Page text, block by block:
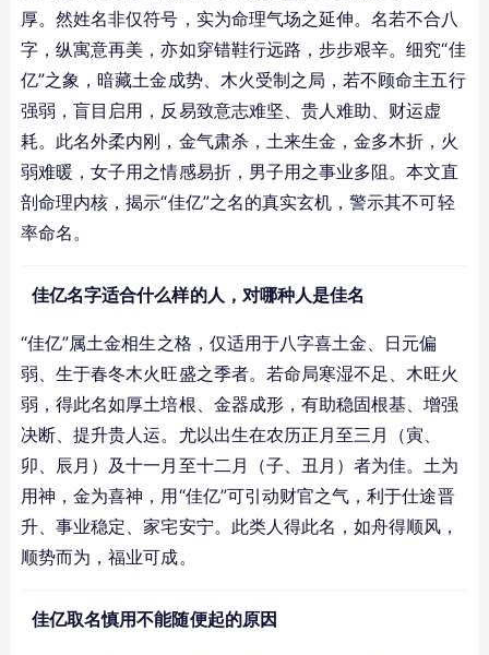
厚。然姓名非仅符号，实为命理气场之延伸。名若不合八
字，纵寓意再美，亦如穿错鞋行远路，步步艰辛。细究“佳
亿”之象，暗藏土金成势、木火受制之局，若不顾命主五行
强弱，盲目启用，反易致意志难坚、贵人难助、财运虚
耗。此名外柔内刚，金气肃杀，土来生金，金多木折，火
弱难暖，女子用之情感易折，男子用之事业多阻。本文直
剖命理内核，揭示“佳亿”之名的真实玄机，警示其不可轻
率命名。
佳亿名字适合什么样的人，对哪种人是佳名
“佳亿”属土金相生之格，仅适用于八字喜土金、日元偏
弱、生于春冬木火旺盛之季者。若命局寒湿不足、木旺火
弱，得此名如厚土培根、金器成形，有助稳固根基、增强
决断、提升贵人运。尤以出生在农历正月至三月（寅、
卯、辰月）及十一月至十二月（子、丑月）者为佳。土为
用神，金为喜神，用“佳亿”可引动财官之气，利于仕途晋
升、事业稳定、家宅安宁。此类人得此名，如舟得顺风，
顺势而为，福业可成。
佳亿取名慎用不能随便起的原因